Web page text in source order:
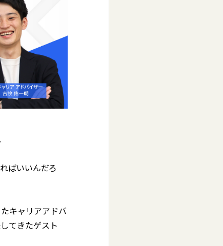
ばいいんだろ
キャリアアドバ
てきたゲスト